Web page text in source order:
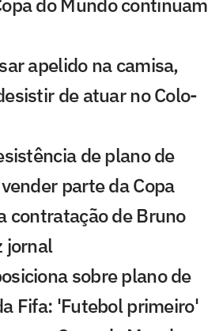
apelido na camisa,
de atuar no Colo-
de plano de
parte da Copa
contratação de Bruno
jornal
sobre plano de
Fifa: 'Futebol primeiro'